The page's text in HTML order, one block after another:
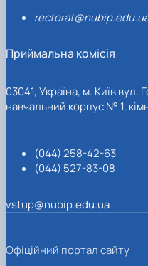
Приймальна комісія
03041, Україна, м. Київ вул.
навчальний корпус № 1,
(044) 258-42-63
(044) 527-83-08
vstup@nubip.edu.ua
Офіційний портал сайту